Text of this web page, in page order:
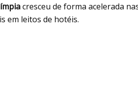
cresceu de forma acelerada
em leitos de hotéis.